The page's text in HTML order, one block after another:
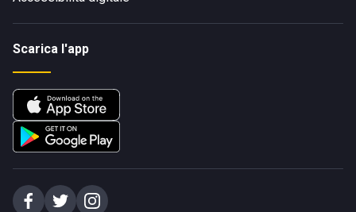
Scarica l'app